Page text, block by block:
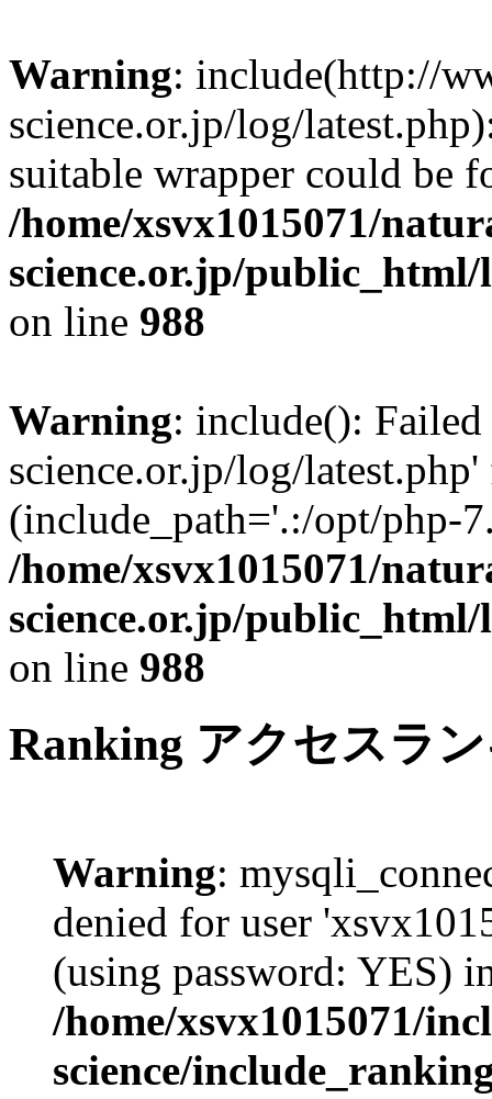
Warning: include(http://
science.or.jp/log/
suitable wrapper could be
/home/xsvx1015071/
science.or.jp/
on line 988
Warning: include():
science.or.jp/log/
(include_path='.:/opt/php-
/home/xsvx1015071/
science.or.jp/
on line 988
Ranking アクセスラ
Warning:
denied for user
(using password: YES)
/home/xsvx1015071/
science/